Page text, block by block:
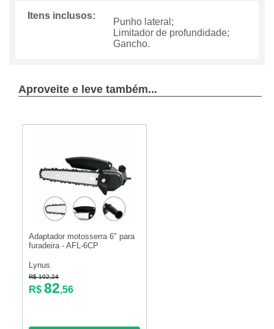
Itens inclusos:
Punho lateral;
Limitador de profundidade;
Gancho.
Aproveite e leve também...
Adaptador motosserra 6" para
furadeira - AFL-6CP
Lynus
R$ 102,24
R$ 82,56